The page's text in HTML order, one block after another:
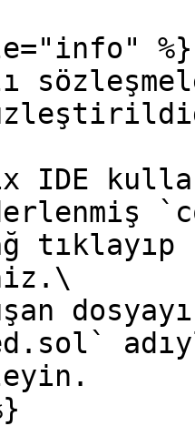
%}
IDE